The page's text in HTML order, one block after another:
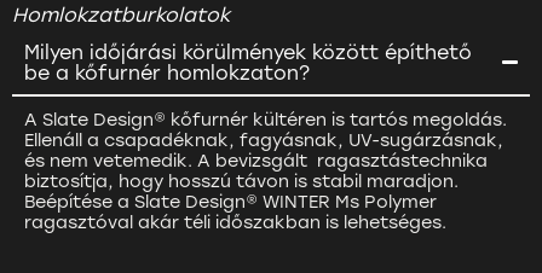
Homlokzatburkolatok
Milyen időjárási körülmények között építhető
be a kőfurnér homlokzaton?
A Slate Design® kőfurnér kültéren is tartós megoldás.
Ellenáll a csapadéknak, fagyásnak, UV-sugárzásnak,
és nem vetemedik. A bevizsgált ragasztástechnika
biztosítja, hogy hosszú távon is stabil maradjon.
Beépítése a Slate Design® WINTER Ms Polymer
ragasztóval akár téli időszakban is lehetséges.